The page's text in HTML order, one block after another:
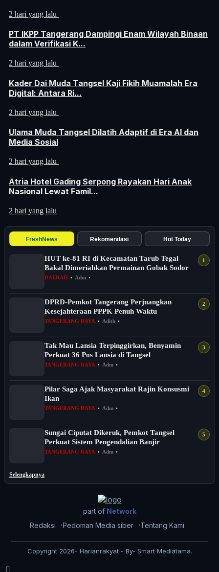
2 hari yang lalu
PT IKPP Tangerang Dampingi Enam Wilayah Binaan
dalam Verifikasi K...
2 hari yang lalu
Kader Dai Muda Tangsel Kaji Fikih Muamalah Era
Digital: Antara Ri...
2 hari yang lalu
Ulama Muda Tangsel Dilatih Adaptif di Era AI dan
Media Sosial
2 hari yang lalu
Atria Hotel Gading Serpong Rayakan Hari Anak
Nasional Lewat Famil...
2 hari yang lalu
FreshNews Rekomendasi Hot Today
HUT ke-81 RI di Kecamatan Tarub Tegal
Bakal Dimeriahkan Permainan Gobak Sodor
DAERAH • Adm •
DPRD-Pemkot Tangerang Perjuangkan
Kesejahteraan PPPK Penuh Waktu
TANGERANG RAYA • Adith •
Tak Mau Lansia Terpinggirkan, Benyamin
Perkuat 36 Pos Lansia di Tangsel
TANGERANG RAYA • Adm •
Pilar Saga Ajak Masyarakat Rajin Konsusmi
Ikan
TANGERANG RAYA • Adm •
Sungai Ciputat Dikeruk, Pemkot Tangsel
Perkuat Sistem Pengendalian Banjir
TANGERANG RAYA • Adm •
Selengkapnya
part of Network
Redaksi
Pedoman Media siber Tentang Kami
Copyright 2026- Harianrakyat - By- Smart Mediatama.